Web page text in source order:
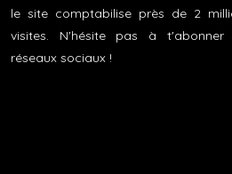
le site comptabilise près de 2
visites. N'hésite pas à
réseaux sociaux !